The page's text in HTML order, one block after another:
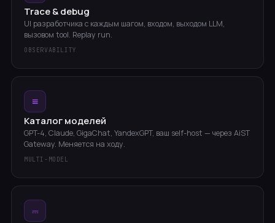
Trace & debug
UI разработчика с каждым шагом, входом, выходом LLM,
вызовом tool. Replay run.
OBSERVABILITY
≡
Каталог моделей
GPT-4, Claude, GigaChat, YandexGPT, ваш self-host — через AiST
Gateway. Меняется на ходу.
MULTI-MODEL
⎓